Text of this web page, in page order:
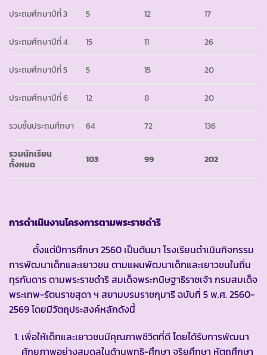
ประถมศึกษาปีที่ 3 5 12 17
ประถมศึกษาปีที่ 4 15 11 26
ประถมศึกษาปีที่ 5 5 15 20
ประถมศึกษาปีที่ 6 12 8 20
รวมชั้นประถมศึกษา 64 72 136
รวมนักเรียน
ทั้งหมด
103 99 202
การดำเนินงานโครงการตามพระราชดำริ
ตั้งแต่ปีการศึกษา 2560 เป็นต้นมา โรงเรียนดำเนินกิจกรรม
การพัฒนาเด็กและเยาวชน ตามแผนพัฒนาเด็กและเยาวชนในถิ่น
ทุรกันดาร ตามพระราชดำริ สมเด็จพระกนิษฐาธิราชเจ้า กรมสมเด็จ
พระเทพ-รัตนราชสุดา ฯ สยามบรมราชกุมารี ฉบับที่ 5 พ.ศ. 2560-
2569 โดยมีวัตถุประสงค์หลักดังนี้
เพื่อให้เด็กและเยาวชนมีคุณภาพชีวิตที่ดี โดยได้รับการพัฒนา
ศักยภาพอย่างสมดุลในด้านพุทธิ-ศึกษา จริยศึกษา หัตถศึกษา